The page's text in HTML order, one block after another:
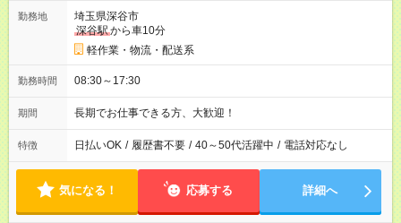
勤務地
埼玉県深谷市
深谷駅から車10分
軽作業・物流・配送系
勤務時間 08:30～17:30
期間 長期でお仕事できる方、大歓迎！
特徴 日払いOK / 履歴書不要 / 40～50代活躍中 / 電話対応なし
気になる！ 応募する 詳細へ